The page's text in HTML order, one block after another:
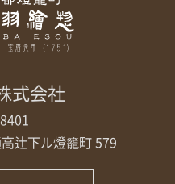
式会社
辻下ル燈籠町 579